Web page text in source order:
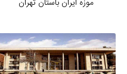
موزه ایران باستان تهران